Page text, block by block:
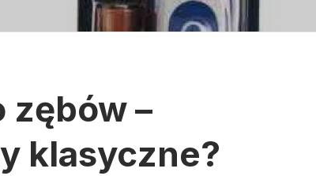
zębów –
klasyczne?